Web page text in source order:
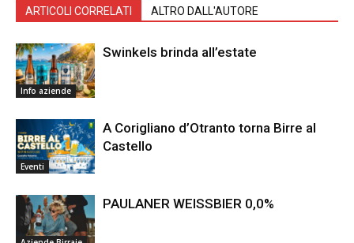
ARTICOLI CORRELATI ALTRO DALL'AUTORE
Info aziende
Swinkels brinda all’estate
Eventi
A Corigliano d’Otranto torna Birre al
Castello
PAULANER WEISSBIER 0,0%